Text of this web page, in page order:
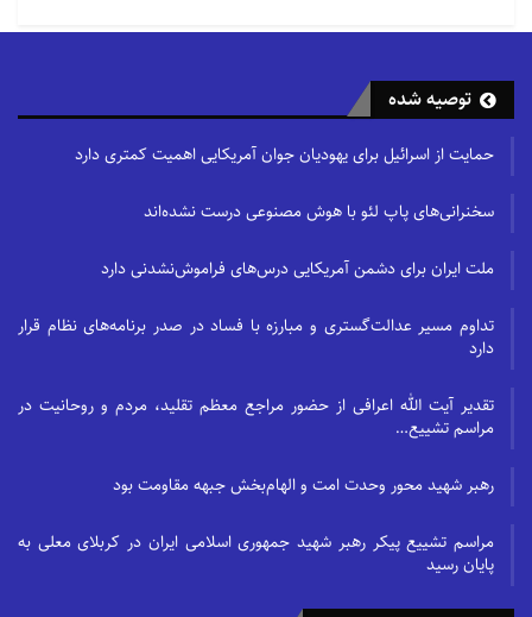
توصیه شده
حمایت از اسرائیل برای یهودیان جوان آمریکایی اهمیت کمتری دارد
سخنرانی‌های پاپ لئو با هوش مصنوعی درست نشده‌اند
ملت ایران برای دشمن آمریکایی درس‌های فراموش‌نشدنی دارد
تداوم مسیر عدالت‌گستری و مبارزه با فساد در صدر برنامه‌های نظام قرار
دارد
تقدیر آیت الله اعرافی از حضور مراجع معظم تقلید، مردم و روحانیت در
مراسم تشییع…
رهبر شهید محور وحدت امت و الهام‌بخش جبهه مقاومت بود
مراسم تشییع پیکر رهبر شهید جمهوری اسلامی ایران در کربلای معلی به
پایان رسید